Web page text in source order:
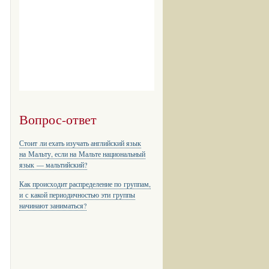
Вопрос-ответ
Стоит ли ехать изучать английский язык
на Мальту, если на Мальте национальный
язык — мальтийский?
Как происходит распределение по группам,
и с какой периодичностью эти группы
начинают заниматься?